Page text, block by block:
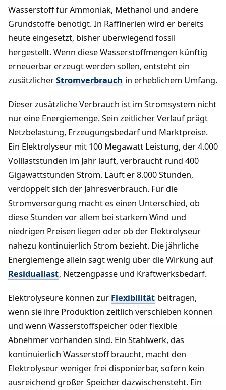
Wasserstoff für Ammoniak, Methanol und andere
Grundstoffe benötigt. In Raffinerien wird er bereits
heute eingesetzt, bisher überwiegend fossil
hergestellt. Wenn diese Wasserstoffmengen künftig
erneuerbar erzeugt werden sollen, entsteht ein
zusätzlicher Stromverbrauch in erheblichem Umfang.
Dieser zusätzliche Verbrauch ist im Stromsystem nicht
nur eine Energiemenge. Sein zeitlicher Verlauf prägt
Netzbelastung, Erzeugungsbedarf und Marktpreise.
Ein Elektrolyseur mit 100 Megawatt Leistung, der 4.000
Volllaststunden im Jahr läuft, verbraucht rund 400
Gigawattstunden Strom. Läuft er 8.000 Stunden,
verdoppelt sich der Jahresverbrauch. Für die
Stromversorgung macht es einen Unterschied, ob
diese Stunden vor allem bei starkem Wind und
niedrigen Preisen liegen oder ob der Elektrolyseur
nahezu kontinuierlich Strom bezieht. Die jährliche
Energiemenge allein sagt wenig über die Wirkung auf
Residuallast, Netzengpässe und Kraftwerksbedarf.
Elektrolyseure können zur Flexibilität beitragen,
wenn sie ihre Produktion zeitlich verschieben können
und wenn Wasserstoffspeicher oder flexible
Abnehmer vorhanden sind. Ein Stahlwerk, das
kontinuierlich Wasserstoff braucht, macht den
Elektrolyseur weniger frei disponierbar, sofern kein
ausreichend großer Speicher dazwischensteht. Ein